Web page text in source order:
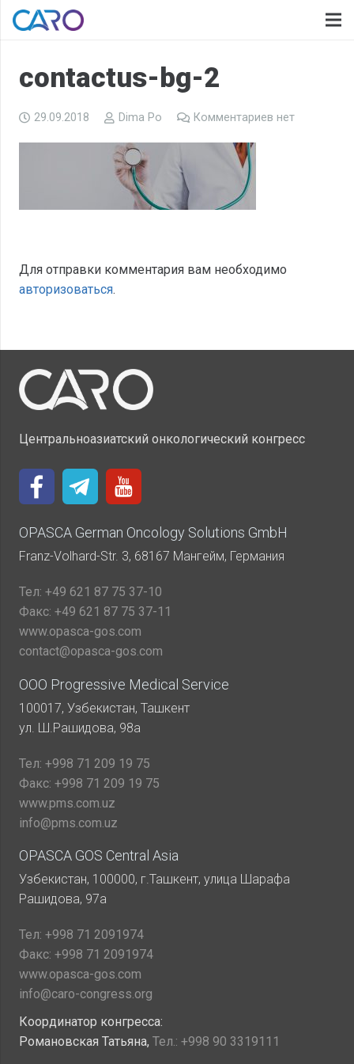
contactus-bg-2
29.09.2018 Dima Po Комментариев нет
Для отправки комментария вам необходимо
авторизоваться.
Центральноазиатский онкологический конгресс
OPASCA German Oncology Solutions GmbH
Franz-Volhard-Str. 3, 68167 Мангейм, Германия
Тел: +49 621 87 75 37-10
Факс: +49 621 87 75 37-11
www.opasca-gos.com
contact@opasca-gos.com
ООО Progressive Medical Service
100017, Узбекистан, Ташкент
ул. Ш.Рашидова, 98а
Тел: +998 71 209 19 75
Факс: +998 71 209 19 75
www.pms.com.uz
info@pms.com.uz
OPASCA GOS Central Asia
Узбекистан, 100000, г.Ташкент, улица Шарафа
Рашидова, 97а
Тел: +998 71 2091974
Факс: +998 71 2091974
www.opasca-gos.com
info@caro-congress.org
Координатор конгресса:
Романовская Татьяна, Тел.: +998 90 3319111